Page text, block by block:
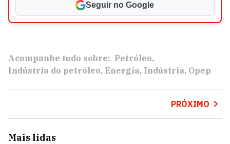
Seguir no Google
Acompanhe tudo sobre: Petróleo
Indústria do petróleo Energia Indústria Opep
PRÓXIMO
Mais lidas